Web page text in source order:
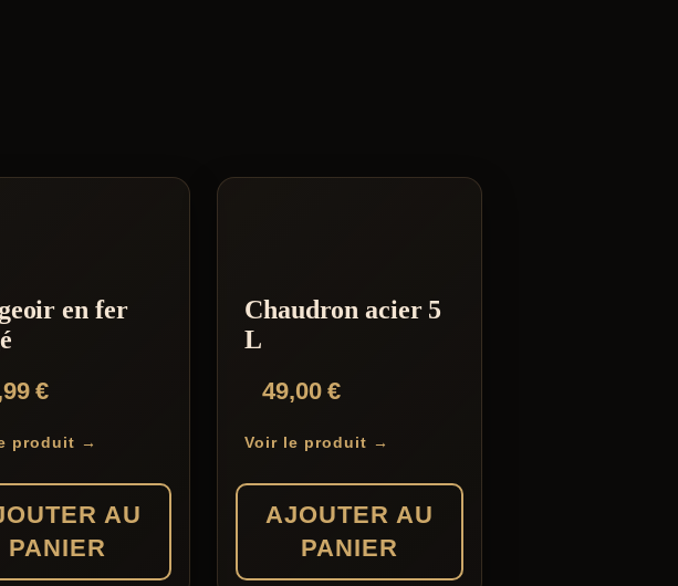
en fer
€
produit →
AU
PANIER
Chaudron acier 5
L
49,00€
Voir le produit →
AJOUTER AU
PANIER